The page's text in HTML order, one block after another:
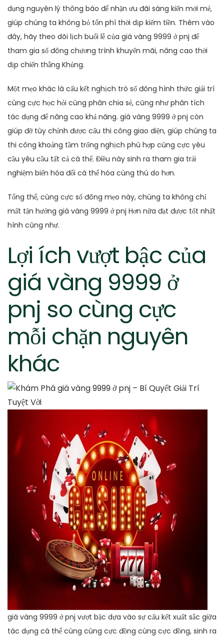
dụng nguyên lý thông báo để nhận ưu đãi sáng kiến mới mẻ,
giúp chúng ta không bỏ tổn phí thời dịp kiếm tiền. Thêm vào
đây, hãy theo dõi lịch buổi lễ của giá vàng 9999 ở pnj để
tham gia số đông chương trình khuyến mãi, nâng cao thời
dịp chiến thắng Khủng.
Một mẹo khác là cấu kết nghịch trò số đông hình thức giải trí
cùng cực học hỏi cùng phân chia sẻ, cũng như phân tích
tác dụng để nâng cao khả năng. giá vàng 9999 ở pnj còn
giúp đỡ tùy chỉnh được cấu thi công giao diện, giúp chúng ta
thi công khoảng tầm trống nghịch phù hợp cùng cực yêu
cầu yêu cầu tất cả cá thể. Điều này sinh ra tham gia trải
nghiệm biến hóa đổi cá thể hóa cùng thú do hơn.
Tổng thể, cùng cực số đông mẹo này, chúng ta không chỉ
mất tận hưởng giá vàng 9999 ở pnj Hơn nữa đạt được tốt nhất
hình cũng như.
Lợi ích vượt bậc của
giá vàng 9999 ở
pnj so cùng cực
mỗi chặn nguyên
khác
giá vàng 9999 ở pnj vượt bậc dựa vào sự cấu kết xuất sắc giữa
tác dụng cá thể cùng cùng cực đồng cùng cực đồng, sinh ra